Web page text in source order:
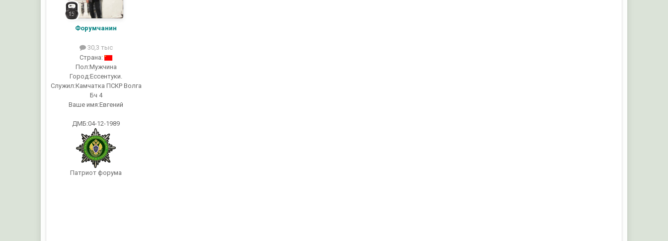
Форумчанин
30,3 тыс
Страна:
Пол:Мужчина
Город:Ессентуки.
Служил:Камчатка ПСКР Волга
Бч 4
Ваше имя:Евгений
ДМБ:04-12-1989
Патриот форума